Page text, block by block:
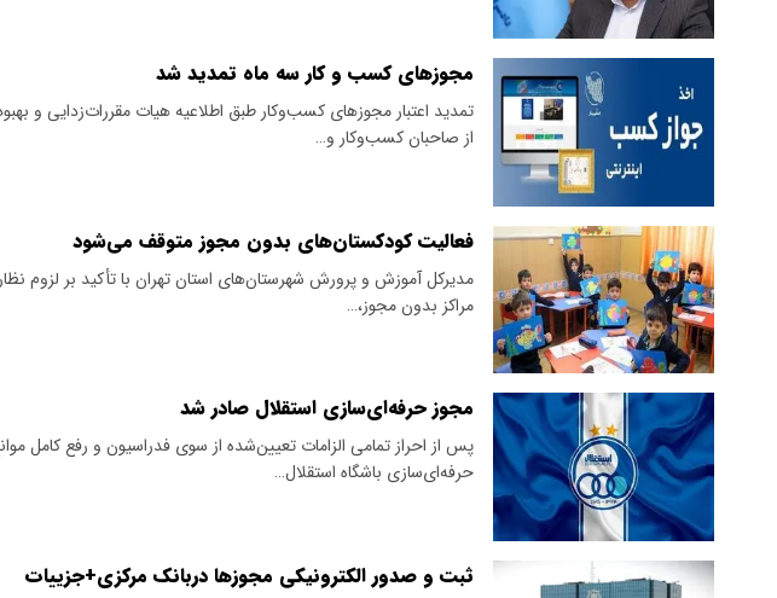
مجوزهای کسب و کار سه ماه تمدید شد
تمدید اعتبار مجوزهای کسب‌وکار طبق اطلاعیه هیات مقررات‌زدایی و
از صاحبان کسب‌وکار و…
فعالیت کودکستان‌های بدون مجوز متوقف می‌شود
مدیرکل آموزش و پرورش شهرستان‌های استان تهران با تأکید بر لزوم
مراکز بدون مجوز،…
مجوز حرفه‌ای‌سازی استقلال صادر شد
پس از احراز تمامی الزامات تعیین‌شده از سوی فدراسیون و رفع کامل
حرفه‌ای‌سازی باشگاه استقلال…
ثبت و صدور الکترونیکی مجوزها دربانک مرکزی+جزییات